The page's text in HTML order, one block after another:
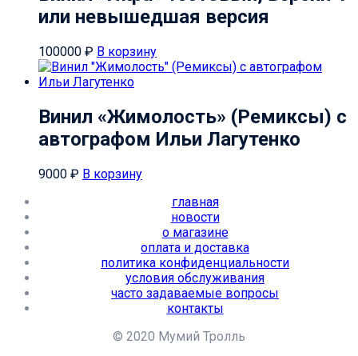
или невышедшая версия
100000 ₽ В корзину
Винил «Жимолость» (Ремиксы) c
автографом Ильи Лагутенко
9000 ₽ В корзину
главная
новости
о магазине
оплата и доставка
политика конфиденциальности
условия обслуживания
часто задаваемые вопросы
контакты
© 2020 Мумий Тролль